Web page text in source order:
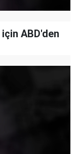
ABD'den